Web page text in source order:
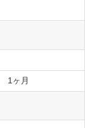
1ヶ月